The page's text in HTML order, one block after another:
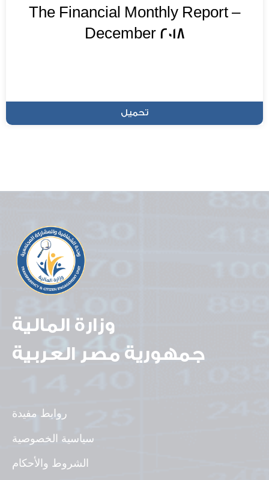
The Financial Monthly Report –
December 2018
تحميل
وزارة المالية
جمهورية مصر العربية
روابط مفيدة
سياسية الخصوصية
الشروط والأحكام